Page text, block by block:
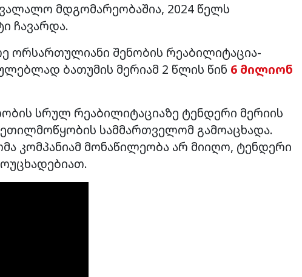
მდგომარეობაშია, 2024 წელს
ჩავარდა.
ორსართულიანი შენობის რეაბილიტაცია-
ბათუმის მერიამ 2 წლის წინ 6 მილიონ
სრულ რეაბილიტაციაზე ტენდერი მერიის
სამმართველომ გამოაცხადა.
კომპანიამ მონაწილეობა არ მიიღო, ტენდერი